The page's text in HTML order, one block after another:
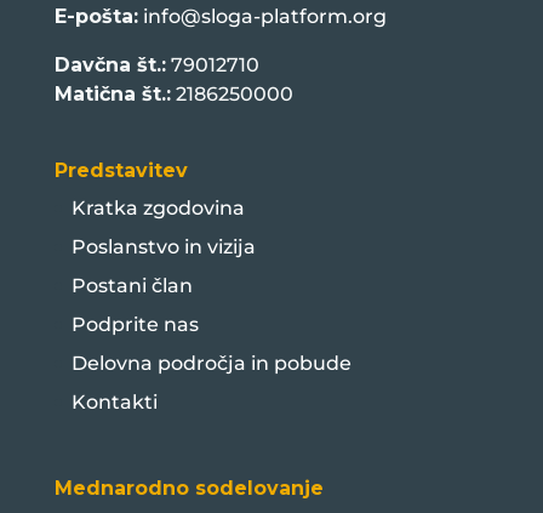
E-pošta: info@sloga-platform.org
Davčna št.:79012710
Matična št.:2186250000
Predstavitev
Kratka zgodovina
Poslanstvo in vizija
Postani član
Podprite nas
Delovna področja in pobude
Kontakti
Mednarodno sodelovanje